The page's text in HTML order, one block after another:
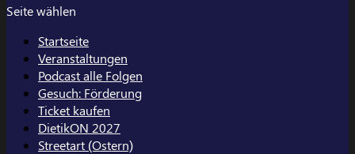
Seite wählen
Startseite
Veranstaltungen
Podcast alle Folgen
Gesuch: Förderung
Ticket kaufen
DietikON 2027
Streetart (Ostern)